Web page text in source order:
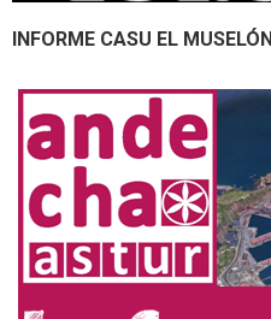
INFORME CASU EL MUSELÓN